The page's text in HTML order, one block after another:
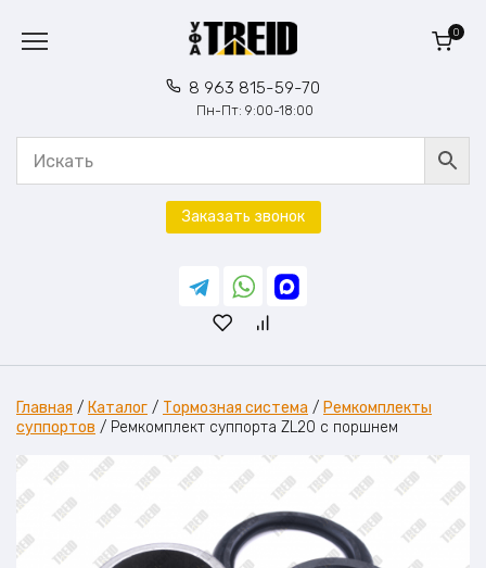
содержанию
8 963 815-59-70
Пн-Пт: 9:00-18:00
0
Заказать звонок
Главная / Каталог / Тормозная система / Ремкомплекты
суппортов / Ремкомплект суппорта ZL20 с поршнем